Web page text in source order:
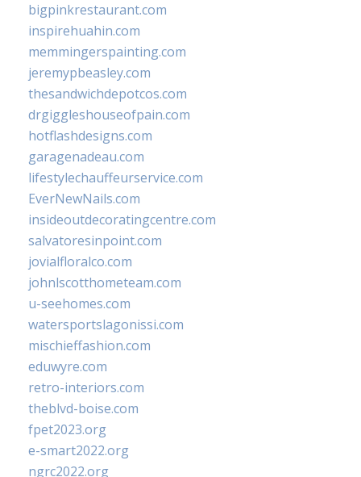
bigpinkrestaurant.com
inspirehuahin.com
memmingerspainting.com
jeremypbeasley.com
thesandwichdepotcos.com
drgiggleshouseofpain.com
hotflashdesigns.com
garagenadeau.com
lifestylechauffeurservice.com
EverNewNails.com
insideoutdecoratingcentre.com
salvatoresinpoint.com
jovialfloralco.com
johnlscotthometeam.com
u-seehomes.com
watersportslagonissi.com
mischieffashion.com
eduwyre.com
retro-interiors.com
theblvd-boise.com
fpet2023.org
e-smart2022.org
ngrc2022.org